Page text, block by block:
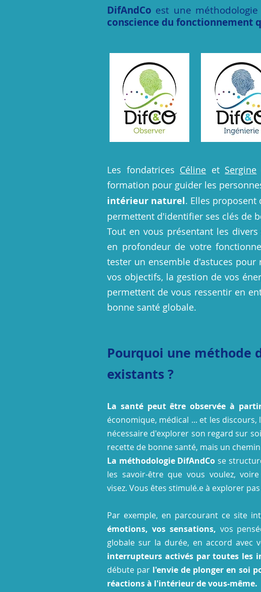
DifAndCo est une
conscience du fonctionnement
Les fondatrices Céline et Sergine
formation pour guider les
intérieur naturel. Elles
permettent d'identifier ses clés de
Tout en vous présentant les
en profondeur de votre
tester un ensemble d'astuces
vos objectifs, la gestion de vos
permettent de vous ressentir en
bonne santé globale.
Pourquoi une méthode
existants ?
La santé peut être observée à
économique, médical ... et les
nécessaire d'explorer son regard sur
recette de bonne santé, mais un
La méthodologie DifAndCo se
les savoir-être que vous voulez,
visez. Vous êtes stimulé.e à explorer pas
Par exemple, en parcourant ce site
émotions, vos sensations, vos
globale sur la durée, en accord avec
interrupteurs activés par toutes les
débute par l'envie de plonger en soi
réactions à l'intérieur de vous-même.